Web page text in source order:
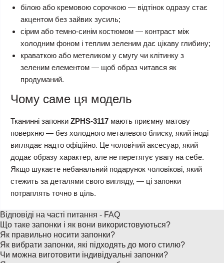
білою або кремовою сорочкою — відтінок одразу стає
акцентом без зайвих зусиль;
сірим або темно-синім костюмом — контраст між
холодним фоном і теплим зеленим дає цікаву глибину;
краваткою або метеликом у смугу чи клітинку з
зеленим елементом — щоб образ читався як
продуманий.
Чому саме ця модель
Тканинні запонки ZPHS-3117 мають приємну матову
поверхню — без холодного металевого блиску, який іноді
виглядає надто офіційно. Це чоловічий аксесуар, який
додає образу характер, але не перетягує увагу на себе.
Якщо шукаєте небанальний подарунок чоловікові, який
стежить за деталями свого вигляду, — ці запонки
потраплять точно в ціль.
Відповіді на часті питання - FAQ
Що таке запонки і як вони використовуються?
Як правильно носити запонки?
Як вибрати запонки, які підходять до мого стилю?
Чи можна виготовити індивідуальні запонки?